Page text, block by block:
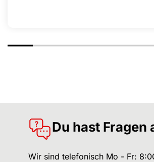
Du hast Fragen
Wir sind telefonisch Mo - Fr: